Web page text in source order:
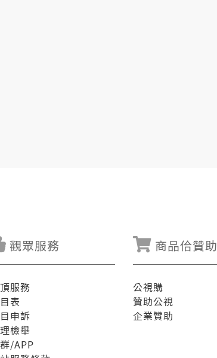
觀眾服務
服務
表
申訴
檢舉
/APP
商品佮贊助
公視購
贊助公視
企業贊助